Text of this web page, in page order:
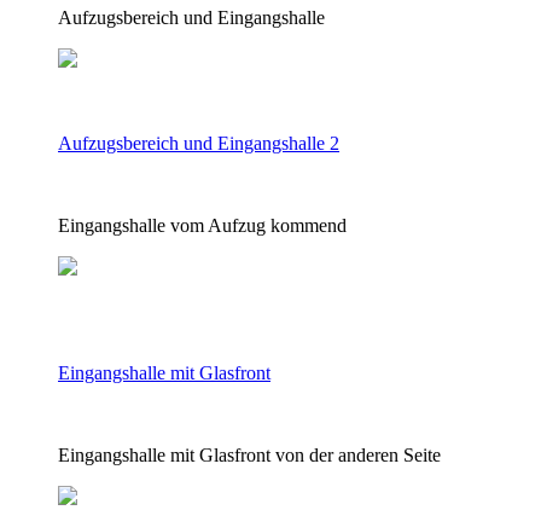
Aufzugsbereich und Eingangshalle
Aufzugsbereich und Eingangshalle 2
Eingangshalle vom Aufzug kommend
Eingangshalle mit Glasfront
Eingangshalle mit Glasfront von der anderen Seite